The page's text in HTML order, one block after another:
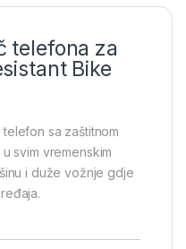
telefona za
Bike
sa zaštitnom
svim vremenskim
i duže vožnje gdje